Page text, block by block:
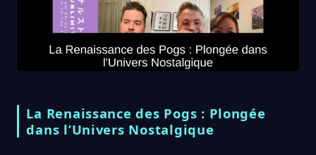
La Renaissance des Pogs : Plongée
dans l’Univers Nostalgique